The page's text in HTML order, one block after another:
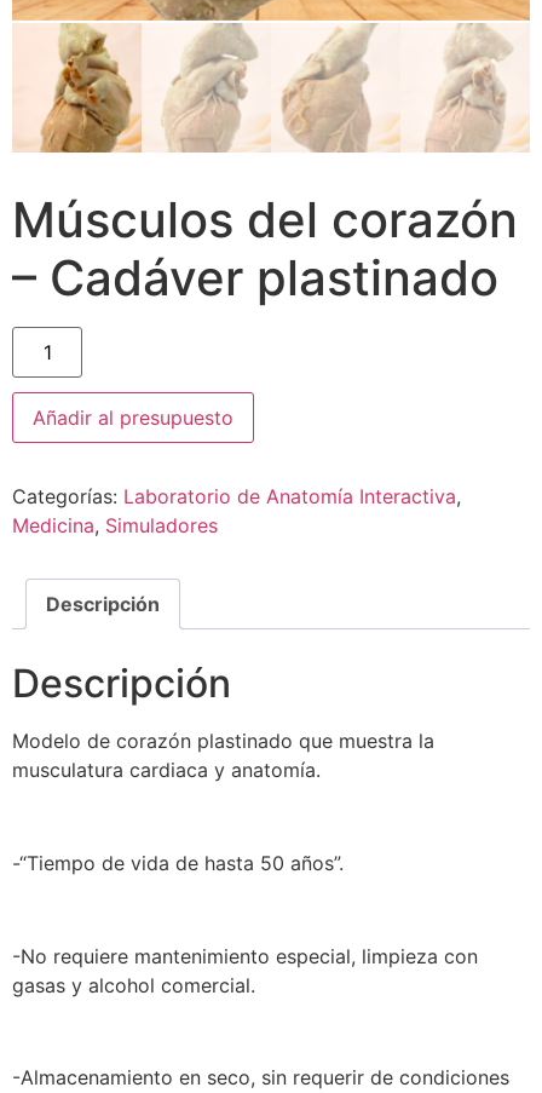
Músculos del corazón
– Cadáver plastinado
Añadir al presupuesto
Categorías: Laboratorio de Anatomía Interactiva,
Medicina, Simuladores
Descripción
Descripción
Modelo de corazón plastinado que muestra la
musculatura cardiaca y anatomía.
-“Tiempo de vida de hasta 50 años”.
-No requiere mantenimiento especial, limpieza con
gasas y alcohol comercial.
-Almacenamiento en seco, sin requerir de condiciones